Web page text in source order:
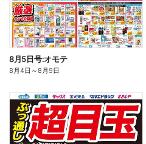
8月5日号:オモテ
8月4日 ～8月9日